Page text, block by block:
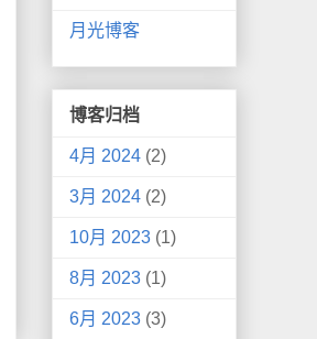
月光博客
博客归档
4月 2024 (2)
3月 2024 (2)
10月 2023 (1)
8月 2023 (1)
6月 2023 (3)